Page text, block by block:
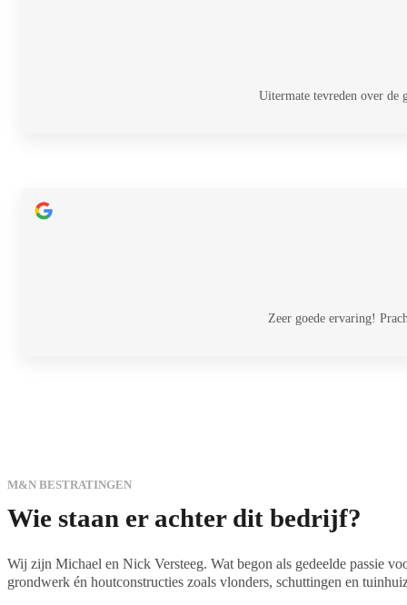
Uitermate tevreden over de
Zeer goede ervaring!
M&N BESTRATINGEN
Wie staan er achter dit bedrijf?
Wij zijn Michael en Nick Versteeg. Wat begon als gedeelde passie
grondwerk én houtconstructies zoals vlonders, schuttingen en